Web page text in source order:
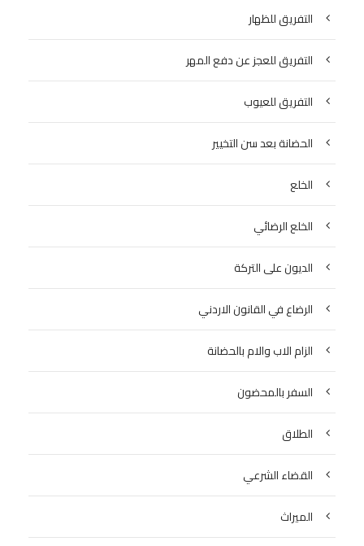
التفريق للظهار
التفريق للعجز عن دفع المهر
التفريق للعيوب
الحضانة بعد سن التخيير
الخلع
الخلع الرضائي
الديون على التركة
الرضاع في القانون الاردني
الزام الاب والام بالحضانة
السفر بالمحضون
الطلاق
القضاء الشرعي
الميراث